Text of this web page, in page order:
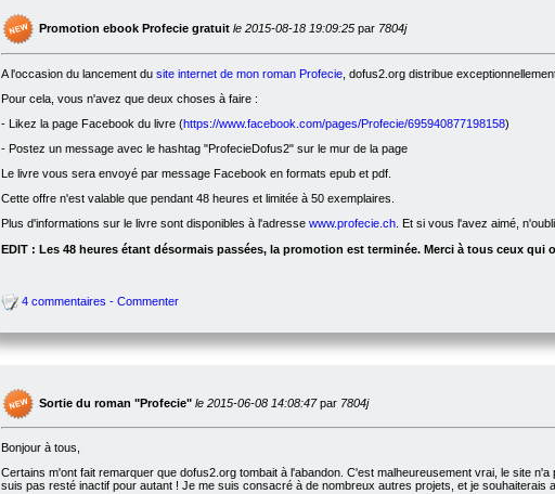
Promotion ebook Profecie gratuit le 2015-08-18 19:09:25 par 7804j
A l'occasion du lancement du site internet de mon roman Profecie , dofus2.org distribue
Pour cela, vous n'avez que deux choses à faire :
- Likez la page Facebook du livre (https://www.facebook.com/pages/Profecie/695940877198158)
- Postez un message avec le hashtag "ProfecieDofus2" sur le mur de la page
Le livre vous sera envoyé par message Facebook en formats epub et pdf.
Cette offre n'est valable que pendant 48 heures et limitée à 50 exemplaires.
Plus d'informations sur le livre sont disponibles à l'adresse www.profecie.ch . Et si vous l'avez aimé,
EDIT : Les 48 heures étant désormais passées, la promotion est terminée. Merci à tous ceux qui
4 commentaires - Commenter
Sortie du roman "Profecie" le 2015-06-08 14:08:47par 7804j
Bonjour à tous,
Certains m'ont fait remarquer que dofus2.org tombait à l'abandon. C'est malheureusement vrai, le site
suis pas resté inactif pour autant ! Je me suis consacré à de nombreux autres projets, et je souhaiterais